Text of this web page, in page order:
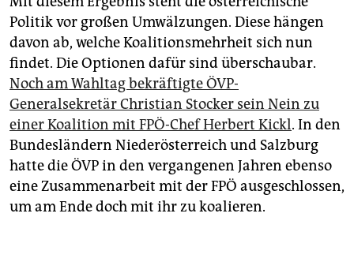
Politik vor großen Umwälzungen. Diese hängen
davon ab, welche Koalitionsmehrheit sich nun
findet. Die Optionen dafür sind überschaubar.
Noch am Wahltag bekräftigte ÖVP-
Generalsekretär Christian Stocker sein Nein zu
einer Koalition mit FPÖ-Chef Herbert Kickl. In den
Bundesländern Niederösterreich und Salzburg
hatte die ÖVP in den vergangenen Jahren ebenso
eine Zusammenarbeit mit der FPÖ ausgeschlossen,
um am Ende doch mit ihr zu koalieren.